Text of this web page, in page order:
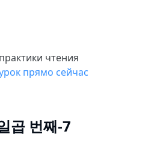
чтения
прямо сейчас
곱 번째-7